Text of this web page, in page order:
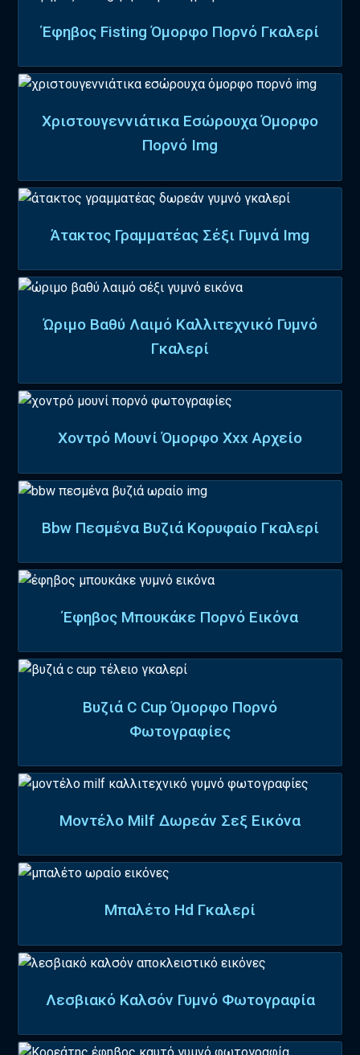
Έφηβος Fisting Όμορφο Πορνό Γκαλερί
Χριστουγεννιάτικα Εσώρουχα Όμορφο
Πορνό Img
Άτακτος Γραμματέας Σέξι Γυμνά Img
Ώριμο Βαθύ Λαιμό Καλλιτεχνικό Γυμνό
Γκαλερί
Χοντρό Μουνί Όμορφο Xxx Αρχείο
Bbw Πεσμένα Βυζιά Κορυφαίο Γκαλερί
Έφηβος Μπουκάκε Πορνό Εικόνα
Βυζιά C Cup Όμορφο Πορνό
Φωτογραφίες
Μοντέλο Milf Δωρεάν Σεξ Εικόνα
Μπαλέτο Hd Γκαλερί
Λεσβιακό Καλσόν Γυμνό Φωτογραφία